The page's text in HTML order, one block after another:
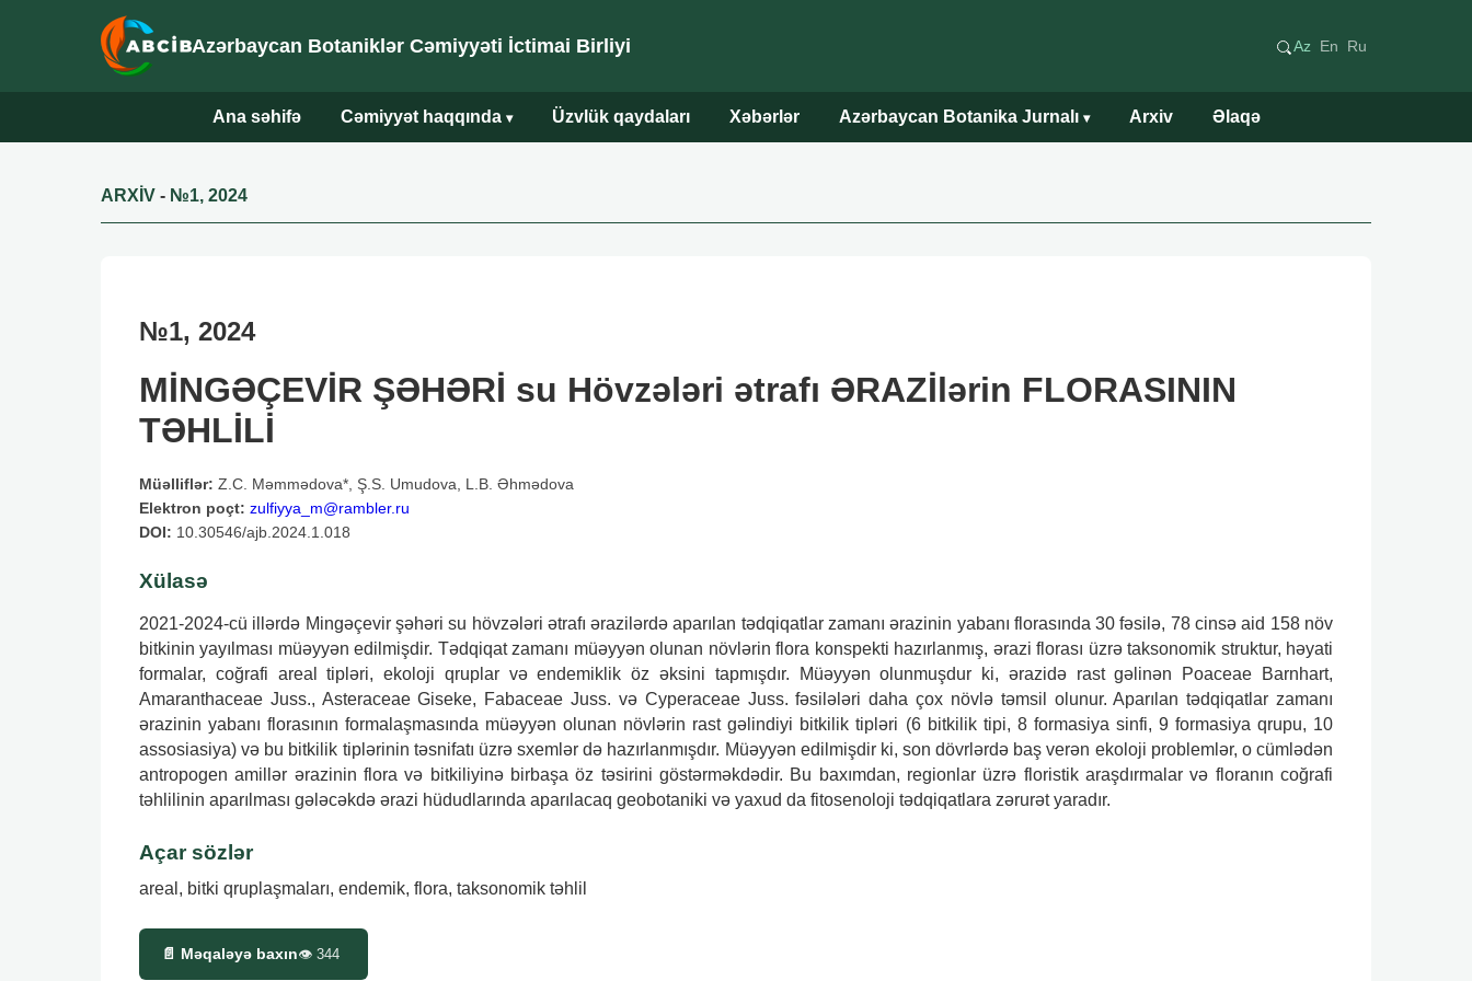
Azərbaycan Botaniklər Cəmiyyəti İctimai Birliyi Az En Ru
Ana səhifə Cəmiyyət haqqında ▾ Üzvlük qaydaları Xəbərlər Azərbaycan Botanika Jurnalı ▾ Arxiv Əlaqə
ARXİV - №1, 2024
№1, 2024
MİNGƏÇEVİR ŞƏHƏRİ su Hövzələri ətrafı ƏRAZİlərin FLORASININ
TƏHLİLİ
Müəlliflər: Z.C. Məmmədova*, Ş.S. Umudova, L.B. Əhmədova
Elektron poçt: zulfiyya_m@rambler.ru
DOI: 10.30546/ajb.2024.1.018
Xülasə
2021-2024-cü illərdə Mingəçevir şəhəri su hövzələri ətrafı ərazilərdə aparılan tədqiqatlar zamanı ərazinin yabanı florasında 30 fəsilə, 78 cinsə aid 158 növ
bitkinin yayılması müəyyən edilmişdir. Tədqiqat zamanı müəyyən olunan növlərin flora konspekti hazırlanmış, ərazi florası üzrə taksonomik struktur, həyati
formalar, coğrafi areal tipləri, ekoloji qruplar və endemiklik öz əksini tapmışdır. Müəyyən olunmuşdur ki, ərazidə rast gəlinən Poaceae Barnhart,
Amaranthaceae Juss., Asteraceae Giseke, Fabaceae Juss. və Cyperaceae Juss. fəsilələri daha çox növlə təmsil olunur. Aparılan tədqiqatlar zamanı
ərazinin yabanı florasının formalaşmasında müəyyən olunan növlərin rast gəlindiyi bitkilik tipləri (6 bitkilik tipi, 8 formasiya sinfi, 9 formasiya qrupu, 10
assosiasiya) və bu bitkilik tiplərinin təsnifatı üzrə sxemlər də hazırlanmışdır. Müəyyən edilmişdir ki, son dövrlərdə baş verən ekoloji problemlər, o cümlədən
antropogen amillər ərazinin flora və bitkiliyinə birbaşa öz təsirini göstərməkdədir. Bu baxımdan, regionlar üzrə floristik araşdırmalar və floranın coğrafi
təhlilinin aparılması gələcəkdə ərazi hüdudlarında aparılacaq geobotaniki və yaxud da fitosenoloji tədqiqatlara zərurət yaradır.
Açar sözlər
areal, bitki qruplaşmaları, endemik, flora, taksonomik təhlil
📄 Məqaləyə baxın👁 344